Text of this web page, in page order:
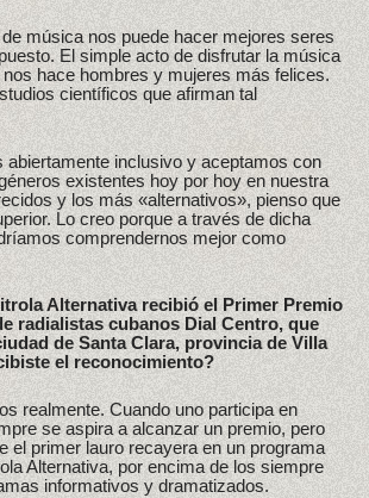
música nos puede hacer mejores seres
El simple acto de disfrutar la música
hace hombres y mujeres más felices.
científicos que afirman tal
abiertamente inclusivo y aceptamos con
existentes hoy por hoy en nuestra
y los más «alternativos», pienso que
Lo creo porque a través de dicha
comprendernos mejor como
Alternativa recibió el Primer Premio
radialistas cubanos Dial Centro, que
de Santa Clara, provincia de Villa
el reconocimiento?
realmente. Cuando uno participa en
se aspira a alcanzar un premio, pero
el primer lauro recayera en un programa
Alternativa, por encima de los siempre
informativos y dramatizados.